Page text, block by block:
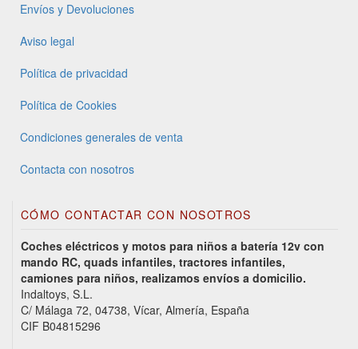
Envíos y Devoluciones
Aviso legal
Política de privacidad
Política de Cookies
Condiciones generales de venta
Contacta con nosotros
CÓMO CONTACTAR CON NOSOTROS
Coches eléctricos y motos para niños a batería 12v con
mando RC, quads infantiles, tractores infantiles,
camiones para niños, realizamos envíos a domicilio.
Indaltoys, S.L.
C/ Málaga 72, 04738, Vícar, Almería, España
CIF B04815296